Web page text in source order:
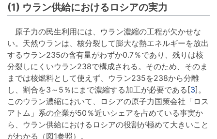
(1) ウラン供給におけるロシアの実力
原子力の民生利用には、ウラン濃縮の工程が欠かせな
い。天然ウランは、核分裂して膨大な熱エネルギーを放出
するウラン235の含有量がわずか0.7％であり、残りは核
分裂しにくいウラン238で構成される。そのため、そのま
までは核燃料として使えず、ウラン235を238から分離
し、割合を3～5％にまで濃縮する加工が必要である[3]。
このウラン濃縮において、ロシアの原子力国策会社「ロス
アトム」系の企業が50％近いシェアを占めている事実か
ら、ウラン供給におけるロシアの役割が極めて大きいこと
がわかる（図1参照）。